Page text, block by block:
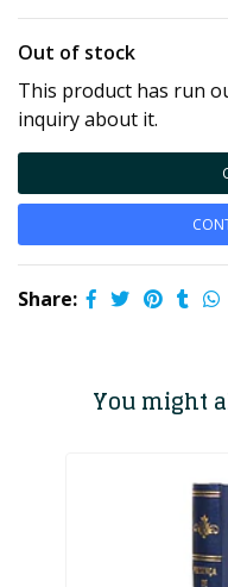
Out of stock
This product has run
inquiry about it.
Share:
You might